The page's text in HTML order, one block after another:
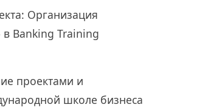
Организация
Banking Training
проектами и
школе бизнеса